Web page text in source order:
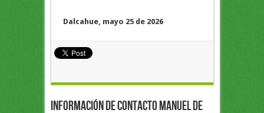
Dalcahue, mayo 25 de 2026
Información de Contacto Manuel de